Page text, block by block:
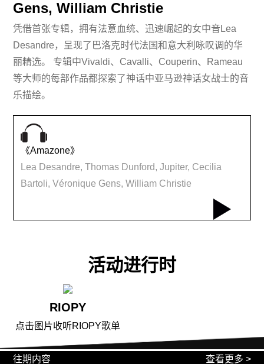
Gens, William Christie
凭借首张专辑，拥有法意血统、迅速崛起的女中音Lea
Desandre，呈现了巴洛克时代法国和意大利咏叹调的华
丽精选。 专辑中Vivaldi、Cavalli、Couperin、Rameau
等大师的每部作品都探索了神话中亚马逊神话女战士的音
乐描绘。
《Amazone》
Lea Desandre, Thomas Dunford, Jupiter, Cecilia
Bartoli, Véronique Gens, William Christie
活动进行时
RIOPY
点击图片收听RIOPY歌单
往期内容 查看更多 >